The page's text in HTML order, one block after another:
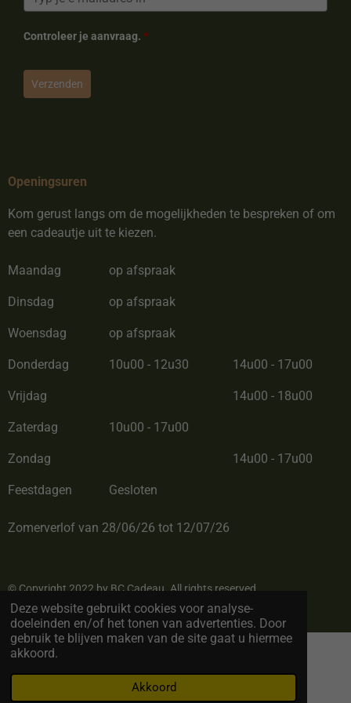
Deze website gebruikt cookies voor analyse-
doeleinden en/of het tonen van advertenties. Door
gebruik te blijven maken van de site gaat u hiermee
akkoord.
Akkoord
Controleer je aanvraag. *
Verzenden
Openingsuren
Kom gerust langs om de mogelijkheden te bespreken of om
een cadeautje uit te kiezen.
Maandag op afspraak
Dinsdag op afspraak
Woensdag op afspraak
Donderdag 10u00 - 12u30 14u00 - 17u00
Vrijdag 14u00 - 18u00
Zaterdag 10u00 - 17u00
Zondag 14u00 - 17u00
Feestdagen Gesloten
Zomerverlof van 28/06/26 tot 12/07/26
© Copyright 2022 by BC Cadeau. All rights reserved
Powered byJouwWeb